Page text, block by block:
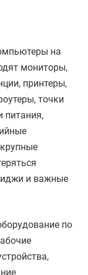
на
мониторы,
принтеры,
точки
питания,
и важные
по